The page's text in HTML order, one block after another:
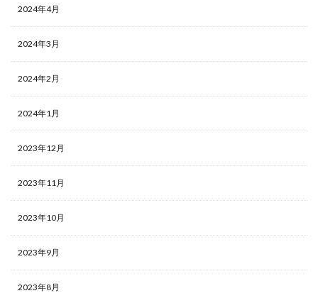
2024年4月
2024年3月
2024年2月
2024年1月
2023年12月
2023年11月
2023年10月
2023年9月
2023年8月